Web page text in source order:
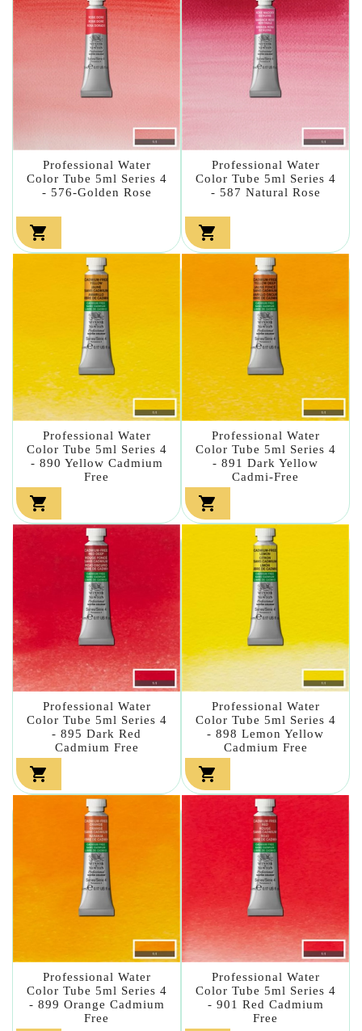
Professional Water
Color Tube 5ml Series 4
- 576-Golden Rose

Professional Water
Color Tube 5ml Series 4
- 587 Natural Rose

Professional Water
Color Tube 5ml Series 4
- 890 Yellow Cadmium
Free

Professional Water
Color Tube 5ml Series 4
- 891 Dark Yellow
Cadmi-Free

Professional Water
Color Tube 5ml Series 4
- 895 Dark Red
Cadmium Free

Professional Water
Color Tube 5ml Series 4
- 898 Lemon Yellow
Cadmium Free

Professional Water
Color Tube 5ml Series 4
- 899 Orange Cadmium
Free
Professional Water
Color Tube 5ml Series 4
- 901 Red Cadmium
Free